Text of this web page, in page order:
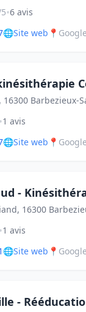
•6 avis
🌐Site web 📍
16300 Barbezieux-
•1 avis
🌐Site web 📍
-
16300
•1 avis
🌐Site web 📍
-